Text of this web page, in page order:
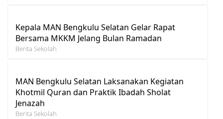
Kepala MAN Bengkulu Selatan Gelar Rapat
Bersama MKKM Jelang Bulan Ramadan
Berita Sekolah
MAN Bengkulu Selatan Laksanakan Kegiatan
Khotmil Quran dan Praktik Ibadah Sholat
Jenazah
Berita Sekolah